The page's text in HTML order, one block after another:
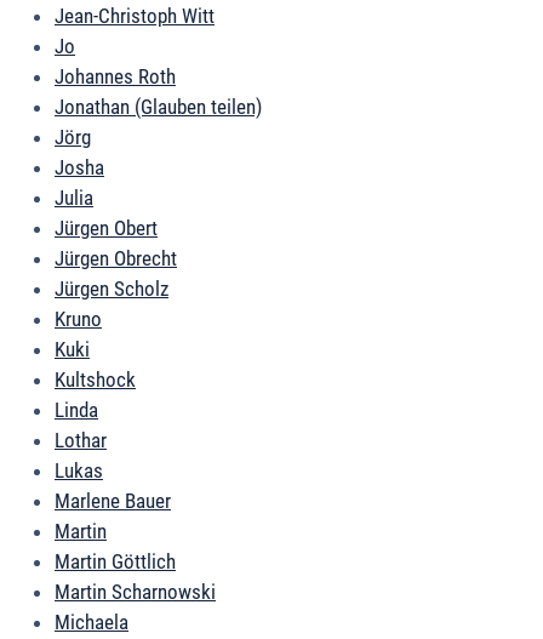
Jean-Christoph Witt
Jo
Johannes Roth
Jonathan (Glauben teilen)
Jörg
Josha
Julia
Jürgen Obert
Jürgen Obrecht
Jürgen Scholz
Kruno
Kuki
Kultshock
Linda
Lothar
Lukas
Marlene Bauer
Martin
Martin Göttlich
Martin Scharnowski
Michaela